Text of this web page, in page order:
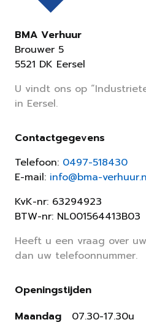
BMA Verhuur
Brouwer 5
5521 DK Eersel
U vindt ons op
in Eersel.
Contactgegevens
Telefoon: 0497-518430
E-mail: info@bma-
KvK-nr: 63294923
BTW-nr: NL001564413B03
Heeft u een vraag over
dan uw telefoonnummer.
Openingstijden
Maandag
07.30-17.30u